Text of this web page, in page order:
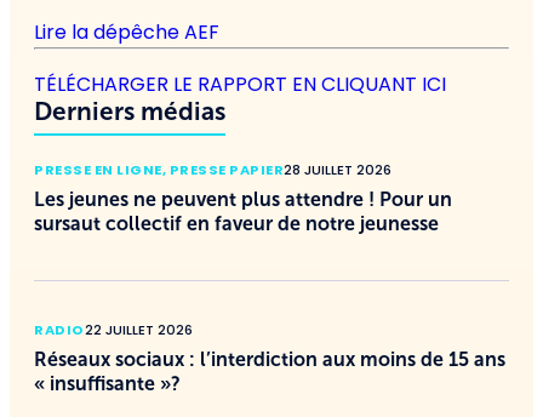
Lire la dépêche AEF
TÉLÉCHARGER LE RAPPORT EN CLIQUANT ICI
Derniers médias
PRESSE EN LIGNE, PRESSE PAPIER28 JUILLET 2026
Les jeunes ne peuvent plus attendre ! Pour un
sursaut collectif en faveur de notre jeunesse
RADIO22 JUILLET 2026
Réseaux sociaux : l’interdiction aux moins de 15 ans
« insuffisante »?